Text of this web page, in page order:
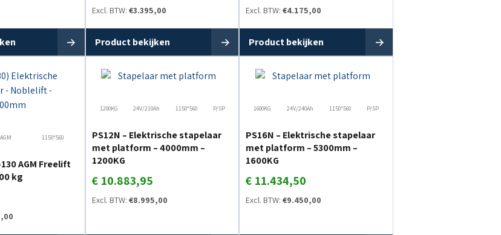
Excl. BTW: €3.395,00
Product bekijken
Excl. BTW:€4.175,00
Product bekijken
AGM 1150*560
AGM Freelift
kg
1200KG 24V/210Ah 1150*560 P/SP
PS12N – Elektrische stapelaar
met platform – 4000mm –
1200KG
€ 10.883,95
Excl. BTW: €8.995,00
1600KG 24V/240Ah 1150*560 P/SP
PS16N – Elektrische stapelaar
met platform – 5300mm –
1600KG
€ 11.434,50
Excl. BTW:€9.450,00